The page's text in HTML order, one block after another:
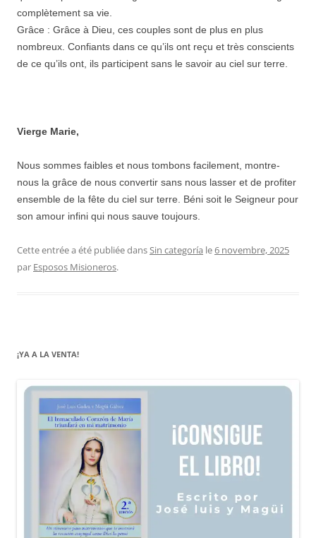
complètement sa vie.
Grâce : Grâce à Dieu, ces couples sont de plus en plus
nombreux. Confiants dans ce qu’ils ont reçu et très conscients
de ce qu’ils ont, ils participent sans le savoir au ciel sur terre.
Vierge Marie,
Nous sommes faibles et nous tombons facilement, montre-
nous la grâce de nous convertir sans nous lasser et de profiter
ensemble de la fête du ciel sur terre. Béni soit le Seigneur pour
son amour infini qui nous sauve toujours.
Cette entrée a été publiée dansSin categoría le6 novembre, 2025
par Esposos Misioneros.
¡YA A LA VENTA!